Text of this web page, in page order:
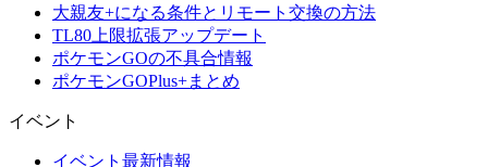
大親友+になる条件とリモート交換の方法
TL80上限拡張アップデート
ポケモンGOの不具合情報
ポケモンGOPlus+まとめ
イベント
イベント最新情報